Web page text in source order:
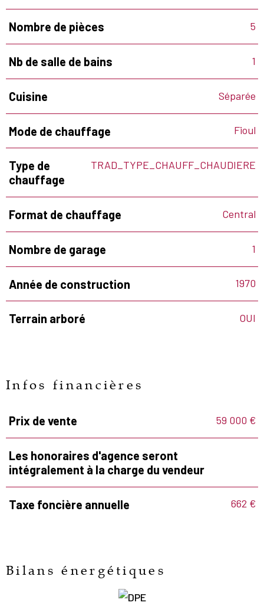
Nombre de pièces 5
Nb de salle de bains 1
Cuisine Séparée
Mode de chauffage Fioul
Type de
chauffage
TRAD_TYPE_CHAUFF_CHAUDIERE
Format de chauffage Central
Nombre de garage 1
Année de construction 1970
Terrain arboré OUI
Infos financières
Caractéristiques
Prix de vente 59 000 €
Les honoraires d'agence seront
intégralement à la charge du vendeur
Taxe foncière annuelle 662 €
Bilans énergétiques